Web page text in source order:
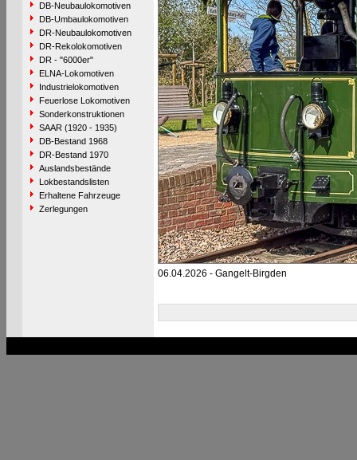
DB-Neubaulokomotiven
DB-Umbaulokomotiven
DR-Neubaulokomotiven
DR-Rekolokomotiven
DR - "6000er"
ELNA-Lokomotiven
Industrielokomotiven
Feuerlose Lokomotiven
Sonderkonstruktionen
SAAR (1920 - 1935)
DB-Bestand 1968
DR-Bestand 1970
Auslandsbestände
Lokbestandslisten
Erhaltene Fahrzeuge
Zerlegungen
06.04.2026 - Gangelt-Birgden